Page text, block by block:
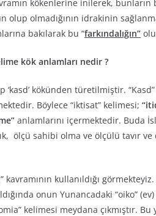
kökenlerine inilerek,
olup olmadığının idrakinin
bakılarak bu “farkındalığın”
kök anlamları nedir ?
kökünden türetilmiştir.
Böylece “iktisat” kelimesi;
anlamlarını içermektedir. Buda
ölçü sahibi olma ve ölçülü tavır
kullanıldığı
onun Yunancadaki “oiko”
kelimesi meydana çıkmıştır. Bu